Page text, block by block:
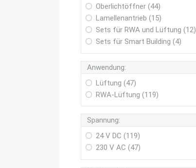
Oberlichtöffner (44)
Lamellenantrieb (15)
Sets für RWA und Lüftung (12)
Sets für Smart Building (4)
Anwendung:
Lüftung (47)
RWA-Lüftung (119)
Spannung:
24 V DC (119)
230 V AC (47)